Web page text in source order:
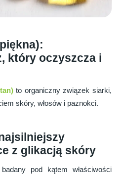
który oczyszcza i
to organiczny związek siarki,
skóry, włosów i paznokci.
z glikacją skóry
pod kątem właściwości